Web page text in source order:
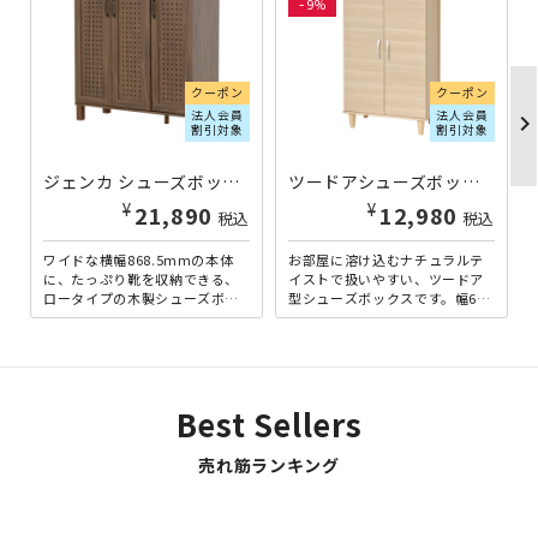
クーポン
法人会員
割引対象
ジェンカ シューズボックス W868.5×D350×H935 ブラウン SI-GK9590-BR | 461105
¥ 21,890 税込
ワイドな横幅868.5mmの本体
に、たっぷり靴を収納できる、
ロータイプの木製シューズボッ
クスです。パンチングデザイン
9
クーポン
法人会員
割引対象
ツードアシューズボックス W600×D360×H1045 個人宅配送費込B KRS-60NDB-NA | 739450
¥ 12,980 税込
お部屋に溶け込むナチュラルテ
イストで扱いやすい、ツードア
型シューズボックスです。幅600
ｍｍなので、標準的な婦人靴で
chevron_right
Best Sellers
売れ筋ランキング